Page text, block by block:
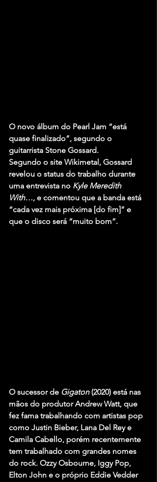
O novo álbum do Pearl Jam “está
quase finalizado”, segundo o
guitarrista Stone Gossard.
Segundo o site Wikimetal, Gossard
revelou o status do trabalho durante
uma entrevista no Kyle Meredith
With…, e comentou que a banda está
“cada vez mais próxima [do fim]” e
que o disco será “muito bom”.
O sucessor de Gigaton (2020) está nas
mãos do produtor Andrew Watt, que
fez fama trabalhando com artistas pop
como Justin Bieber, Lana Del Rey e
Camila Cabello, porém recentemente
tem trabalhado com grandes nomes
do rock. Ozzy Osbourne, Iggy Pop,
Elton John e o próprio Eddie Vedder